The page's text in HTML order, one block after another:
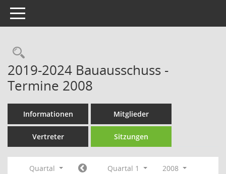
Toggle navigation
Rechercheauswahl
2019-2024 Bauausschuss -
Termine 2008
Informationen Mitglieder
Vertreter Sitzungen
Quartal Quartal 1
2008